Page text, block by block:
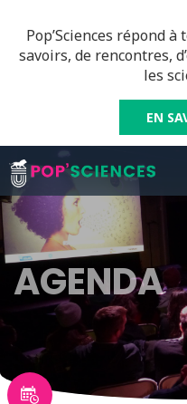
Pop’Sciences répond
savoirs, de rencontres,
les
EN
AGENDA